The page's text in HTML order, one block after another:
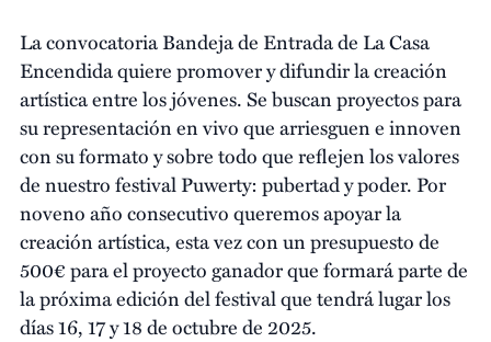
La convocatoria Bandeja de Entrada de La Casa
Encendida quiere promover y difundir la creación
artística entre los jóvenes. Se buscan proyectos para
su representación en vivo que arriesguen e innoven
con su formato y sobre todo que reflejen los valores
de nuestro festival Puwerty: pubertad y poder. Por
noveno año consecutivo queremos apoyar la
creación artística, esta vez con un presupuesto de
500€ para el proyecto ganador que formará parte de
la próxima edición del festival que tendrá lugar los
días 16, 17 y 18 de octubre de 2025.